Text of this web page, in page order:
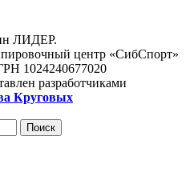
ЛИДЕР.
центр «СибСпорт»
1024240677020
разработчиками
Круговых
Поиск